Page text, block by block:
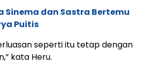
Sinema dan Sastra Bertemu
Puitis
seperti itu tetap dengan
kata Heru.